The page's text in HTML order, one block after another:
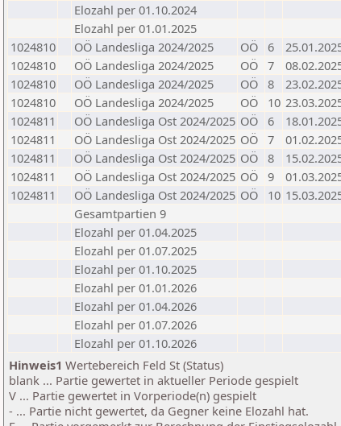
Elozahl per 01.10.2024
Elozahl per 01.01.2025
1024810
OÖ Landesliga 2024/2025 OÖ 6
1024810
OÖ Landesliga 2024/2025 OÖ 7
1024810
OÖ Landesliga 2024/2025 OÖ 8
1024810
OÖ Landesliga 2024/2025 OÖ 10
1024811
OÖ Landesliga Ost 2024/2025 OÖ 6
1024811
OÖ Landesliga Ost 2024/2025 OÖ 7
1024811
OÖ Landesliga Ost 2024/2025 OÖ 8
1024811
OÖ Landesliga Ost 2024/2025 OÖ 9
1024811
OÖ Landesliga Ost 2024/2025 OÖ 10
Gesamtpartien 9
Elozahl per 01.04.2025
Elozahl per 01.07.2025
Elozahl per 01.10.2025
Elozahl per 01.01.2026
Elozahl per 01.04.2026
Elozahl per 01.07.2026
Elozahl per 01.10.2026
Hinweis1 Wertebereich Feld St (Status)
blank ... Partie gewertet in aktueller Periode gespielt
V ... Partie gewertet in Vorperiode(n) gespielt
- ... Partie nicht gewertet, da Gegner keine Elozahl hat.